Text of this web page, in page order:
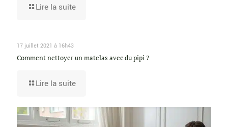
Lire la suite
17 juillet 2021 à 16h43
Comment nettoyer un matelas avec du pipi ?
Lire la suite